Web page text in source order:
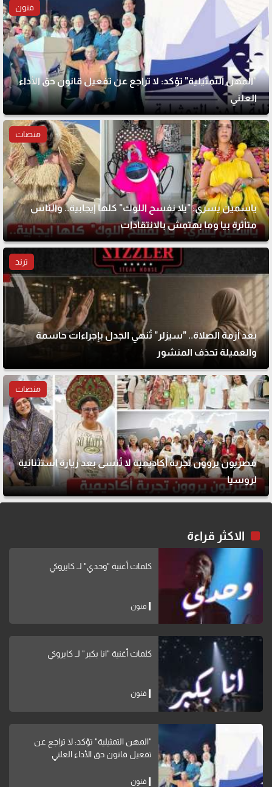
فنون
"المهن التمثيلية" تؤكد: لا تراجع عن تفعيل قانون حق الأداء
العلني
منصات
ياسمين يسري: "يلا نفسح اللوك" كلها إيجابية.. والناس
متأثرة بيا وما بهتمش بالانتقادات
ترند
بعد أزمة الصلاة.. "سيزلر" تُنهي الجدل بإجراءات حاسمة
والعميلة تحذف المنشور
منصات
مصريون يروون تجربة أكاديمية لا تُنسى بعد زيارة استثنائية
لروسيا
الاكثر قراءة
كلمات أغنية "وحدي" لــ كايروكي
فنون
كلمات أغنية "انا بكبر" لــ كايروكي
فنون
"المهن التمثيلية" تؤكد: لا تراجع عن
تفعيل قانون حق الأداء العلني
فنون